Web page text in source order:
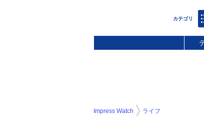
Impress Watch ライフ